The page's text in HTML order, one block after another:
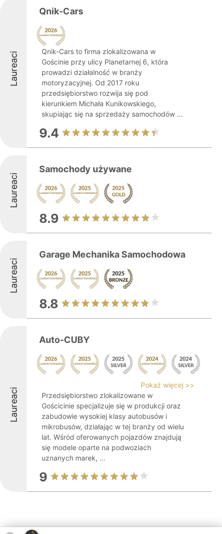
Laureaci
Qnik-Cars
Qnik-Cars to firma zlokalizowana w
Gościnie przy ulicy Planetarnej 6, która
prowadzi działalność w branży
motoryzacyjnej. Od 2017 roku
przedsiębiorstwo rozwija się pod
kierunkiem Michała Kunikowskiego,
skupiając się na sprzedaży samochodów ...
9.4
Laureaci
Samochody używane
8.9
Laureaci
Garage Mechanika Samochodowa
8.8
Laureaci
Auto-CUBY
Pokaż więcej >>
Przedsiębiorstwo zlokalizowane w
Gościcinie specjalizuje się w produkcji oraz
zabudowie wysokiej klasy autobusów i
mikrobusów, działając w tej branży od wielu
lat. Wśród oferowanych pojazdów znajdują
się modele oparte na podwoziach
uznanych marek, ...
9